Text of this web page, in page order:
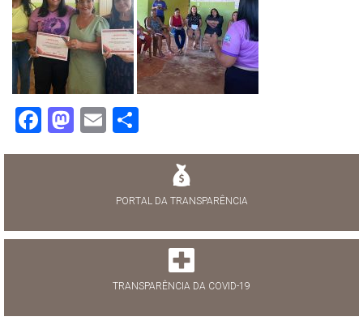
Facebook
Mastodon
Email
PORTAL DA TRANSPARÊNCIA
TRANSPARÊNCIA DA COVID-19